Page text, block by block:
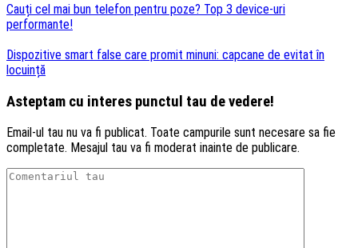
Cauți cel mai bun telefon pentru poze? Top 3 device-uri
performante!
Dispozitive smart false care promit minuni: capcane de evitat în
locuință
Asteptam cu interes punctul tau de vedere!
Email-ul tau nu va fi publicat. Toate campurile sunt necesare sa fie
completate. Mesajul tau va fi moderat inainte de publicare.